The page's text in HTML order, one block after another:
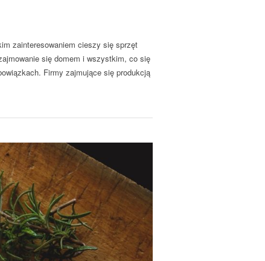
zainteresowaniem cieszy się sprzęt
się domem i wszystkim, co się
Firmy zajmujące się produkcją